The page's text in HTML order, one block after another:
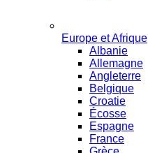
Europe et Afrique
Albanie
Allemagne
Angleterre
Belgique
Croatie
Écosse
Espagne
France